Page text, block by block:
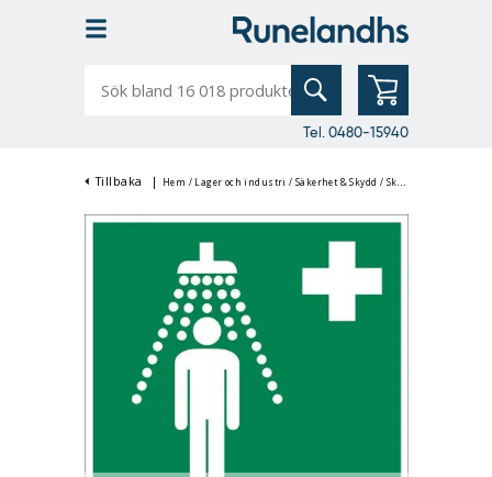
bland
Tel. 0480-15940
Tillbaka | Hem / Lager och industri / Säkerhet & Skydd / Skyltar & Märkning